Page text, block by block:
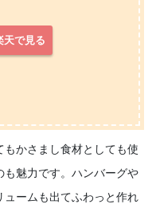
天で見る
かさまし食材としても使
魅力です。ハンバーグや
ームも出てふわっと作れ